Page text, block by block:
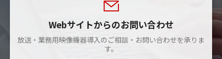
Webサイトからのお問い合わせ
放送・業務用映像機器導入のご相談・お問い合わせを承りま
す。